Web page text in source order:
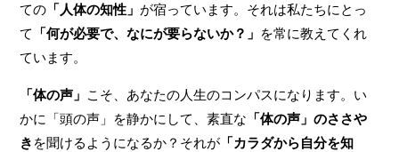
ての 「人体の知性」 が宿っています。それは私たちにとっ
て
「何が必要で、なにが要らないか？」 を常に教えてくれ
ています。
「体の声」 こそ、あなたの人生のコンパスになります。い
かに「頭の声」を静かにして、素直な 「体の声」のささや
き を聞けるようになるか？それが 「カラダから自分を知